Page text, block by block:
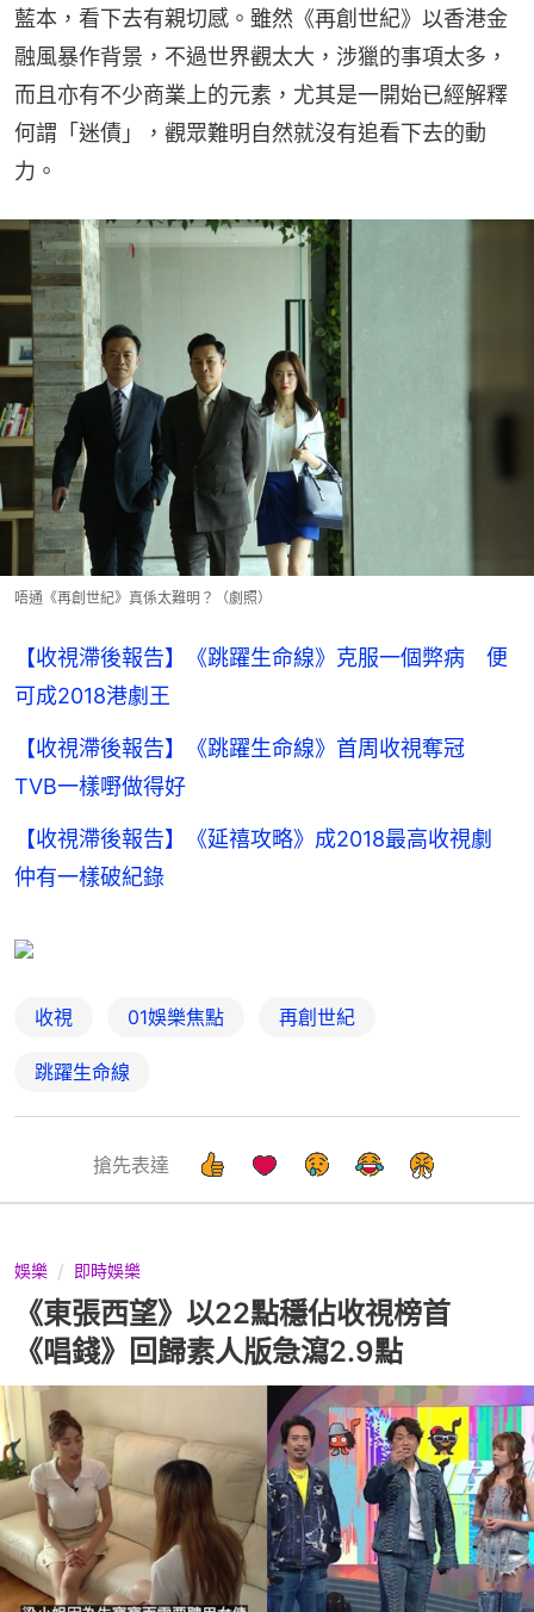
藍本，看下去有親切感。雖然《再創世紀》以香港金
融風暴作背景，不過世界觀太大，涉獵的事項太多，
而且亦有不少商業上的元素，尤其是一開始已經解釋
何謂「迷債」，觀眾難明自然就沒有追看下去的動
力。
唔通《再創世紀》真係太難明？（劇照）
【收視滯後報告】《跳躍生命線》克服一個弊病 便
可成2018港劇王
【收視滯後報告】《跳躍生命線》首周收視奪冠
TVB一樣嘢做得好
【收視滯後報告】《延禧攻略》成2018最高收視劇
仲有一樣破紀錄
收視 01娛樂焦點 再創世紀
跳躍生命線
搶先表達
娛樂 即時娛樂
《東張西望》以22點穩佔收視榜首
《唱錢》回歸素人版急瀉2.9點